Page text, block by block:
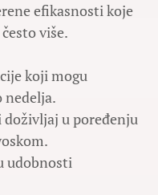
efikasnosti koje
više.
koji mogu
u poređenju
udobnosti